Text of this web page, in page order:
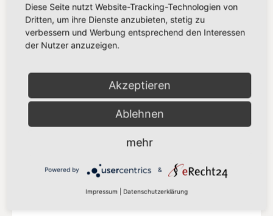
Delegation der SPD-Abgeordneten in der
Mehr auf der SPD-Europa Webseite
Diese Seite nutzt Website-Tracking-Technologien von
Dritten, um ihre Dienste anzubieten, stetig zu
verbessern und Werbung entsprechend den Interessen
der Nutzer anzuzeigen.
Akzeptieren
Ablehnen
mehr
Powered by &
Impressum Datenschutzerklärung